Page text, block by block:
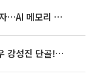
SK하이닉스, 용인·청주에 54조 투자…AI 메모리 생산기지 키운다
'2TV 생생정보' 오늘방송맛집- 배우 강성진 단골! 쌀국수ㆍ푸팟퐁 커리 맛집 '블○○○'